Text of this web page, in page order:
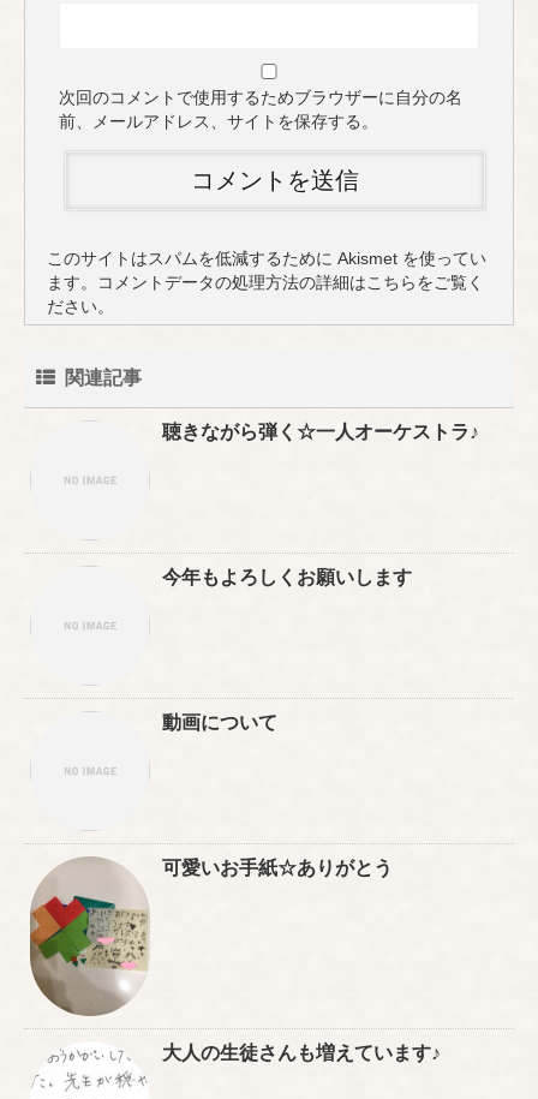
次回のコメントで使用するためブラウザーに自分の名
前、メールアドレス、サイトを保存する。
このサイトはスパムを低減するために Akismet を使ってい
ます。
コメントデータの処理方法の詳細はこちらをご覧く
ださい。
関連記事
聴きながら弾く☆一人オーケストラ♪
今年もよろしくお願いします
動画について
可愛いお手紙☆ありがとう
大人の生徒さんも増えています♪